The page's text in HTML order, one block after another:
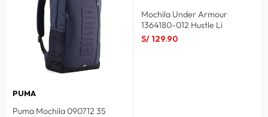
PUMA
Puma Mochila 090712 35
Mochila Under Armour
1364180-012 Hustle Li
S/ 129.90